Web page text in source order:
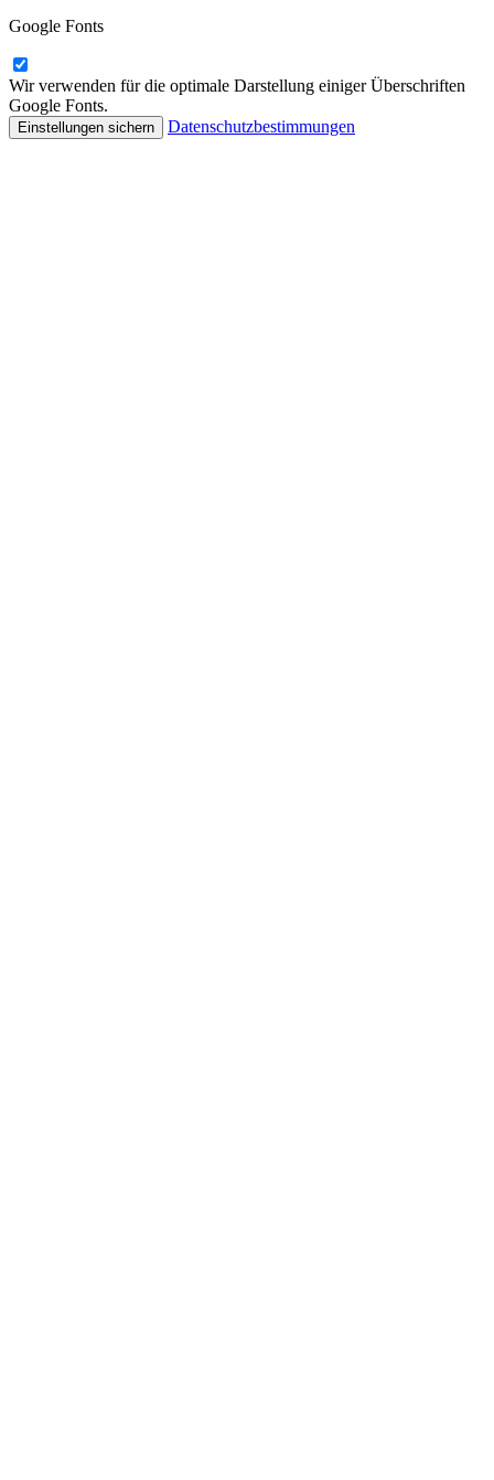
Google Fonts
Wir verwenden für die optimale Darstellung einiger Überschriften
Google Fonts.
Datenschutzbestimmungen